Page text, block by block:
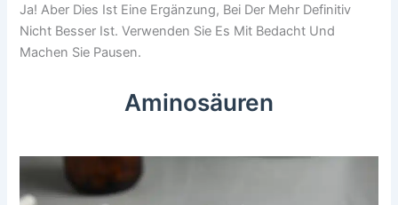
Ja! Aber Dies Ist Eine Ergänzung, Bei Der Mehr Definitiv
Nicht Besser Ist. Verwenden Sie Es Mit Bedacht Und
Machen Sie Pausen.
Aminosäuren